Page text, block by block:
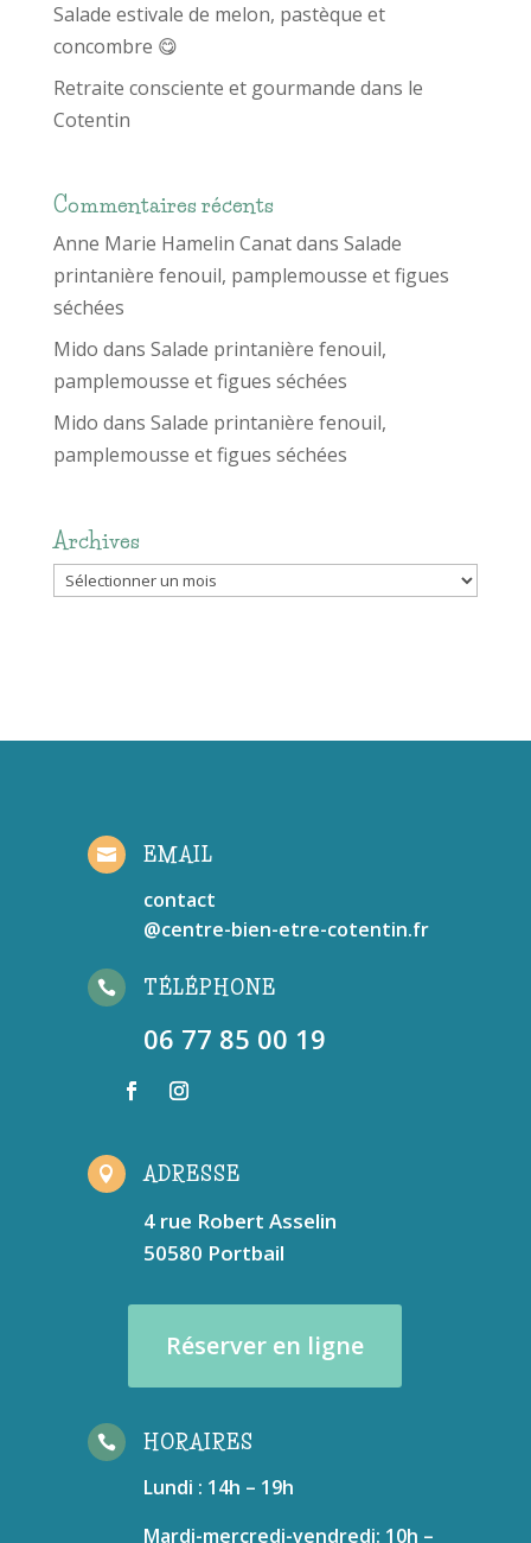
Salade estivale de melon, pastèque et
concombre 😋
Retraite consciente et gourmande dans le
Cotentin
Commentaires récents
Anne Marie Hamelin Canatdans Salade
printanière fenouil, pamplemousse et figues
séchées
Mido dans Salade printanière fenouil,
pamplemousse et figues séchées
Mido dans Salade printanière fenouil,
pamplemousse et figues séchées
Archives
Archives
 EMAIL
contact
@centre-bien-etre-cotentin.fr
 TÉLÉPHONE
06 77 85 00 19
 ADRESSE
4 rue Robert Asselin
50580 Portbail
Réserver en ligne
 HORAIRES
Lundi : 14h – 19h
Mardi-mercredi-vendredi: 10h –